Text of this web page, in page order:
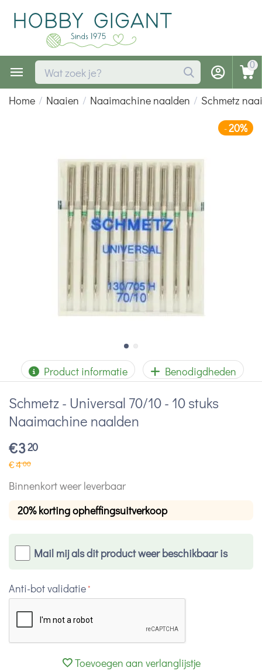
0
Home / Naaien / Naaimachine naalden / Schmetz
-20%
Product informatie Benodigdheden
Schmetz - Universal 70/10 - 10 stuks
Naaimachine naalden
€320
€400
Binnenkort weer leverbaar
20% korting opheffingsuitverkoop
Mail mij als dit product weer beschikbaar is
Anti-bot validatie
Toevoegen aan verlanglijstje